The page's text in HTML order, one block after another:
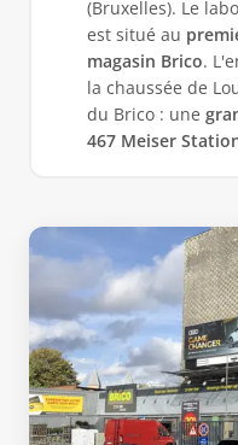
(Bruxelles). Le
est situé au
magasin Brico.
la chaussée de
du Brico : une
467 Meiser